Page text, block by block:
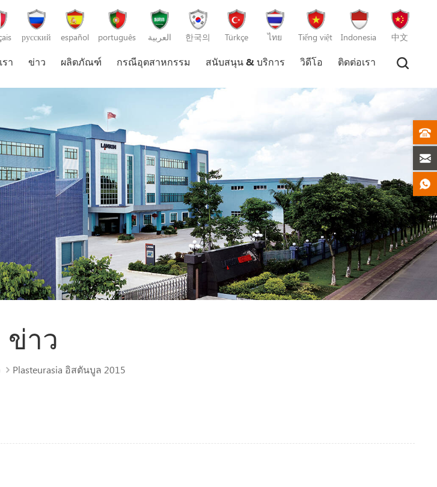
русский español português العربية 한국의 Türkçe ไทย Tiếng việt Indonesia 中文
รา ข่าว ผลิตภัณฑ์ กรณีอุตสาหกรรม สนับสนุน & บริการ วิดีโอ ติดต่อเรา
ข่าว
Plasteurasia อิสตันบูล 2015